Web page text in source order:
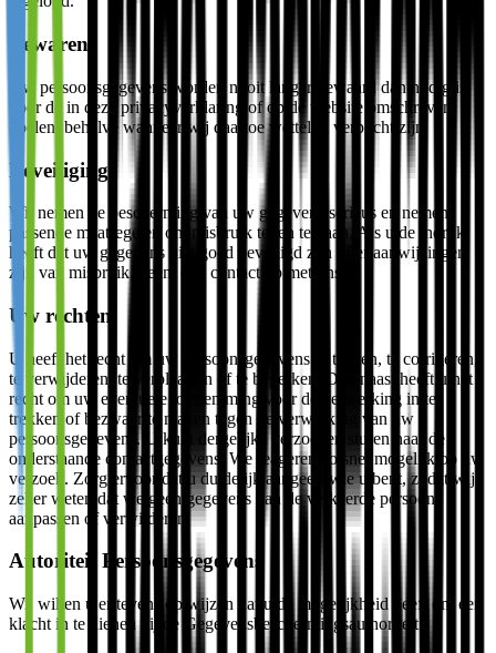
Bewaren
Uw persoonsgegevens worden nooit langer bewaard dan nodig is
voor de in deze privacyverklaring of op de website omschreven
doelen, behalve wanneer wij daartoe wettelijk verplicht zijn.
Beveiliging
Wij nemen de bescherming van uw gegevens serieus en nemen
passende maatregelen om misbruik tegen te gaan. Als u de indruk
heeft dat uw gegevens niet goed beveiligd zijn of er aanwijzingen
zijn van misbruik, neem dan contact op met ons.
Uw rechten
U heeft het recht om uw persoonsgegevens in te zien, te corrigeren,
te verwijderen, te verplaatsen of te beperken. Daarnaast heeft u het
recht om uw eventuele toestemming voor de verwerking in te
trekken of bezwaar te maken tegen de verwerking van uw
persoonsgegevens. U kunt dergelijke verzoeken sturen naar de
onderstaande contactgegevens. We reageren zo snel mogelijk op uw
verzoek. Zorg ervoor dat u duidelijk aangeeft wie u bent, zodat wij
zeker weten dat we geen gegevens van de verkeerde persoon
aanpassen of verwijderen.
Autoriteit Persoonsgegevens
Wij willen u er tevens op wijzen dat u de mogelijkheid heeft om een
klacht in te dienen bij de Gegevensbeschermingsauthoriteit.